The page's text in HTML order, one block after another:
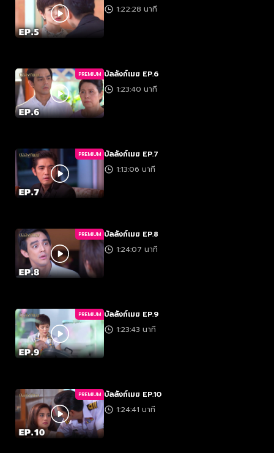
1:22:28 นาที
PREMIUM บัลลังก์เมฆ EP.6
1:23:40 นาที
PREMIUM บัลลังก์เมฆ EP.7
1:13:06 นาที
PREMIUM บัลลังก์เมฆ EP.8
1:24:07 นาที
PREMIUM บัลลังก์เมฆ EP.9
1:23:43 นาที
PREMIUM บัลลังก์เมฆ EP.10
1:24:41 นาที